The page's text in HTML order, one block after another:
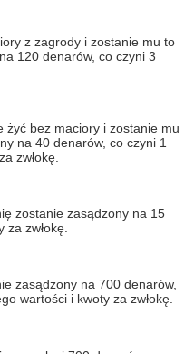
z zagrody i zostanie mu to
120 denarów, co czyni 3
żyć bez maciory i zostanie mu
na 40 denarów, co czyni 1
zwłokę.
zostanie zasądzony na 15
zwłokę.
zasądzony na 700 denarów,
wartości i kwoty za zwłokę.